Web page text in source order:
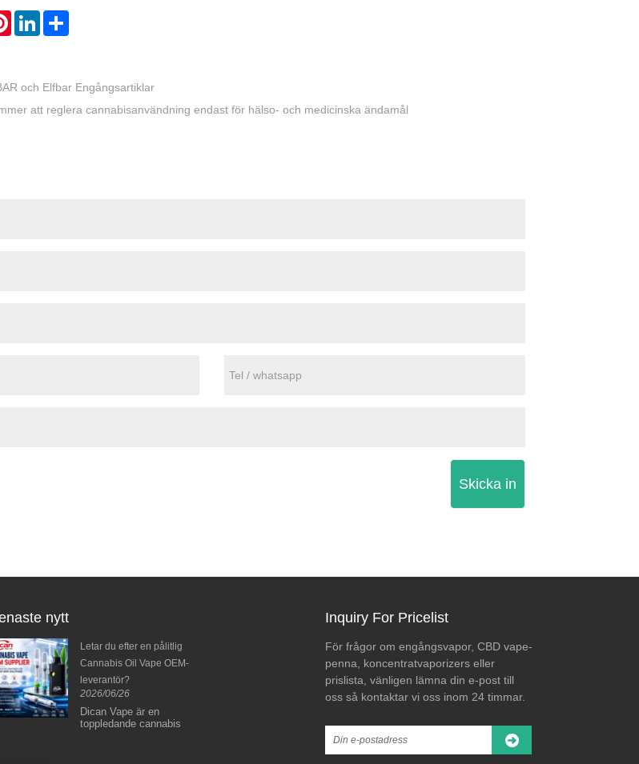
PinterestLinkedInShare
och Elfbar Engångsartiklar
att reglera cannabisanvändning endast för hälso- och medicinska ändamål
Skicka in
nytt
Letar du efter en pålitlig
Cannabis Oil Vape OEM-
leverantör?
2026/06/26
Dican Vape är en
toppledande cannabis
Vad Trulieves NYSE-
notering betyder för
framtiden för
cannabisindustrin och vape-
Trulieve Cannabis Corp. har officiellt blivit den
första amerikanska cannabisoperatören som
Hur man väljer en pålitlig
2026/05/13
vape-hårdvarutillverkare är
avgörande för
produktkvalitet, säkerhet
Inquiry For Pricelist
För frågor om engångsvapor, CBD vape-
penna, koncentratvaporizers eller
prislista, vänligen lämna din e-post till
oss så kontaktar vi oss inom 24 timmar.